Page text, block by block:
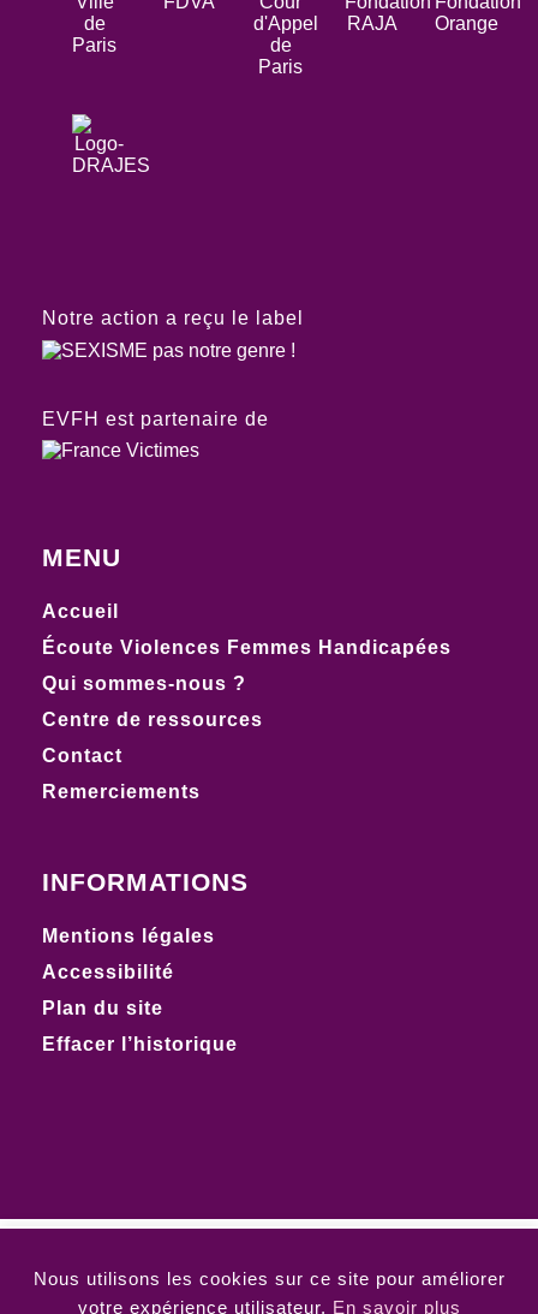
Nous utilisons les cookies sur ce site pour améliorer
votre expérience utilisateur. En savoir plus
Notre action a reçu le label
EVFH est partenaire de
MENU
Accueil
Écoute Violences Femmes Handicapées
Qui sommes-nous ?
Centre de ressources
Contact
Remerciements
INFORMATIONS
Mentions légales
Accessibilité
Plan du site
Effacer l’historique